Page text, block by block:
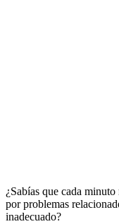
¿Sabías que cada
por problemas
inadecuado?